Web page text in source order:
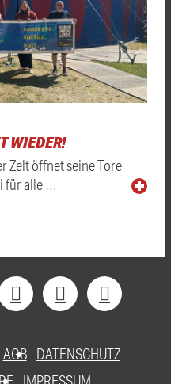
WIEDER!
Zelt öffnet seine Tore
alle …
AGB DATENSCHUTZ
IMPRESSUM